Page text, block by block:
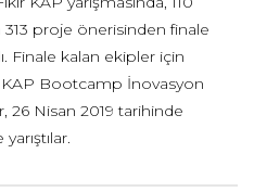
proje önerisinden finale
Finale kalan ekipler için
KAP Bootcamp İnovasyon
26 Nisan 2019 tarihinde